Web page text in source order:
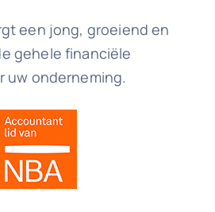
een jong, groeiend en
gehele financiële
uw onderneming.